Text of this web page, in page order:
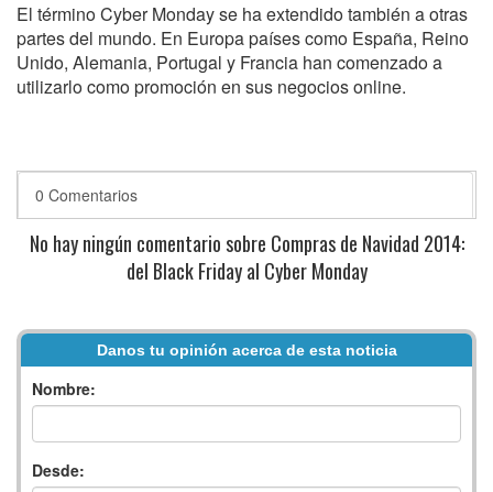
El término Cyber Monday se ha extendido también a otras
partes del mundo. En Europa países como España, Reino
Unido, Alemania, Portugal y Francia han comenzado a
utilizarlo como promoción en sus negocios online.
0 Comentarios
No hay ningún comentario sobre Compras de Navidad 2014:
del Black Friday al Cyber Monday
Danos tu opinión acerca de esta noticia
Nombre:
Desde: